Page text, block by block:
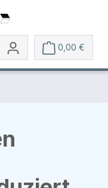
0,00 €